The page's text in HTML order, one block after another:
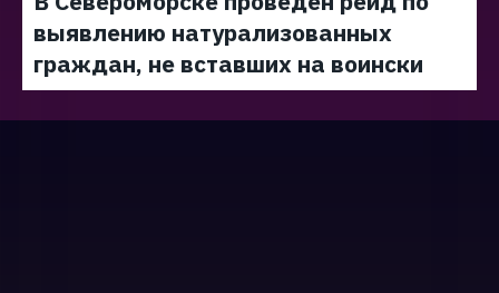
выявлению натурализованных
граждан, не вставших на воински